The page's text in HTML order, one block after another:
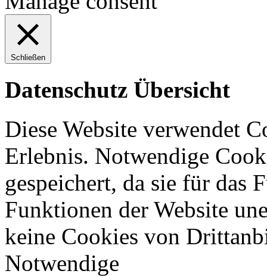
Schließen
Datenschutz Übersicht
Diese Website verwendet
Erlebnis. Notwendige
gespeichert, da sie für das
Funktionen der Website
keine Cookies von
Notwendige